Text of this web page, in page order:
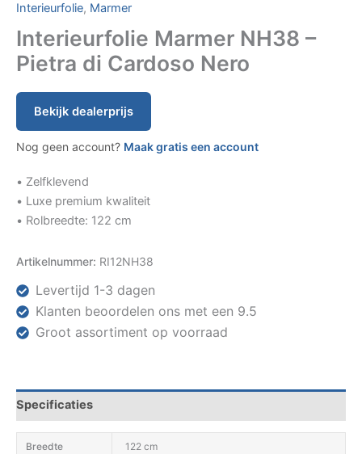
Interieurfolie, Marmer
Interieurfolie Marmer NH38 –
Pietra di Cardoso Nero
Bekijk dealerprijs
Nog geen account? Maak gratis een account
• Zelfklevend
• Luxe premium kwaliteit
• Rolbreedte: 122 cm
Artikelnummer: RI12NH38
Levertijd 1-3 dagen
Klanten beoordelen ons met een 9.5
Groot assortiment op voorraad
Specificaties
Breedte 122 cm